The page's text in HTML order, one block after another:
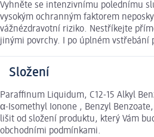
Vyhněte se intenzivnímu polednímu
vysokým ochranným faktorem
vážnézdravotní riziko. Nestříkejte
jinými povrchy. I po úplném vstřebání
Složení
Paraffinum Liquidum, C12-15 Alkyl
α-Isomethyl Ionone , Benzyl
lišit od složení produktu, který Vám
obchodními podmínkami.